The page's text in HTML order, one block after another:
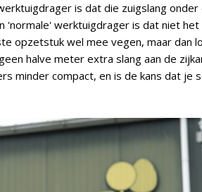
is dat die zuigslang onder
'normale' werktuigdrager is dat niet het
opzetstuk wel mee vegen, maar dan
halve meter extra slang aan de
minder compact, en is de kans dat je